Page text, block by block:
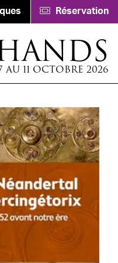
Réservation
11 OCTOBRE 2026